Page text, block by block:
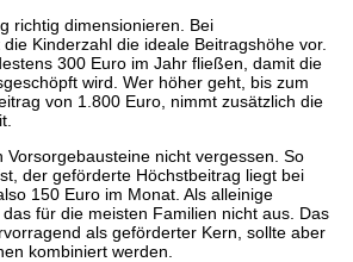
richtig dimensionieren. Bei
Kinderzahl die ideale Beitragshöhe vor.
300 Euro im Jahr fließen, damit die
wird. Wer höher geht, bis zum
von 1.800 Euro, nimmt zusätzlich die
Vorsorgebausteine nicht vergessen. So
der geförderte Höchstbeitrag liegt bei
150 Euro im Monat. Als alleinige
für die meisten Familien nicht aus. Das
als geförderter Kern, sollte aber
kombiniert werden.